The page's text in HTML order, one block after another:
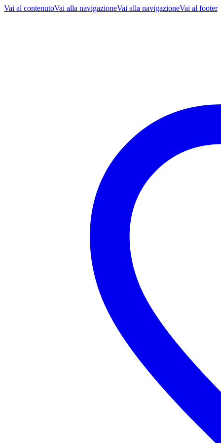
Vai al contenutoVai alla navigazioneVai alla navigazioneVai al footer